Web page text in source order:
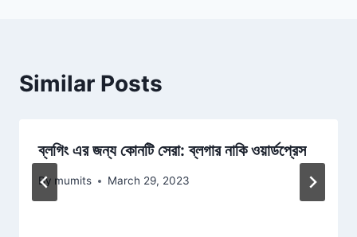
Similar Posts
ব্লগিং এর জন্য কোনটি সেরা: ব্লগার নাকি ওয়ার্ডপ্রেস
By mumits March 29, 2023